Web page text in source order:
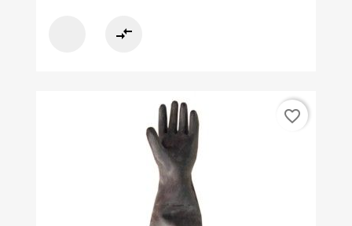
compare_arrows
favorite_border